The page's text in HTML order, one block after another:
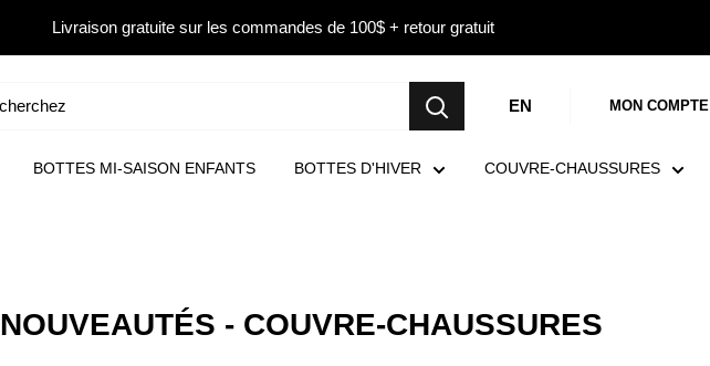
Livraison gratuite sur les commandes de 100$ + retour gratuit
EN MON COMPTE
BOTTES MI-SAISON ENFANTS BOTTES D'HIVER COUVRE-CHAUSSURES
NOUVEAUTÉS - COUVRE-CHAUSSURES